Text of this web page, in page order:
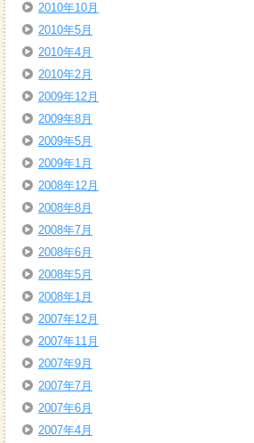
2010年10月
2010年5月
2010年4月
2010年2月
2009年12月
2009年8月
2009年5月
2009年1月
2008年12月
2008年8月
2008年7月
2008年6月
2008年5月
2008年1月
2007年12月
2007年11月
2007年9月
2007年7月
2007年6月
2007年4月